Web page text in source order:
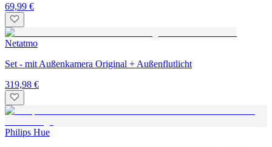
69,99 €
Netatmo
Set - mit Außenkamera Original + Außenflutlicht
319,98 €
Philips Hue